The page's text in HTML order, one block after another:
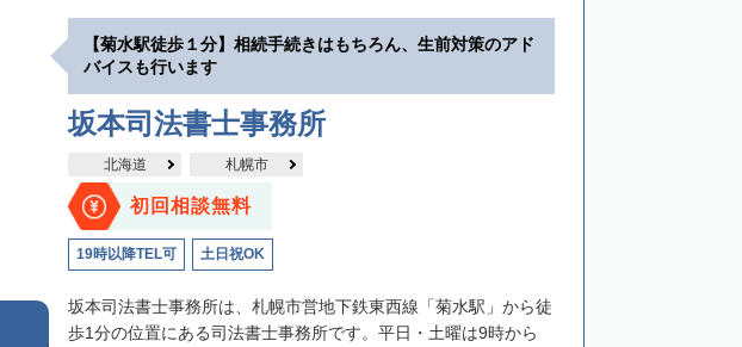
町 斜里郡清里町 斜里郡小清水町 常呂郡訓子府町
紋別郡湧別町 紋別郡滝上町
白老郡白老町 沙流郡日高町 沙流郡平取町
河西郡中札内村 河西郡更別村
十勝郡浦幌町 釧路郡釧路町
【菊水駅徒歩１分】相続手続きはもちろん、生前対策のアド
バイスも行います
坂本司法書士事務所
北海道 札幌市
初回相談無料
19時以降TEL可 土日祝OK
坂本司法書士事務所は、札幌市営地下鉄東西線「菊水駅」から徒
歩1分の位置にある司法書士事務所です。平日・土曜は9時から